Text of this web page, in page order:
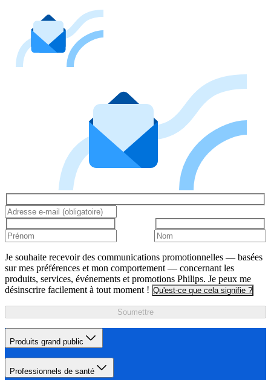
Je souhaite recevoir des communications promotionnelles — basées
sur mes préférences et mon comportement — concernant les
produits, services, événements et promotions Philips. Je peux me
désinscrire facilement à tout moment ! Qu'est-ce que cela signifie ?
Soumettre
Produits grand public
Professionnels de santé